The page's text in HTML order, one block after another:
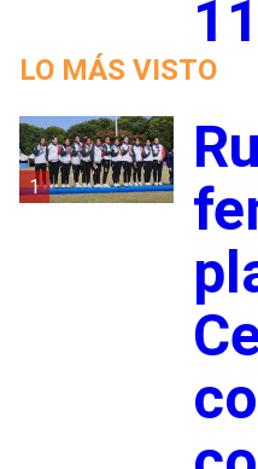
LO MÁS VISTO
1